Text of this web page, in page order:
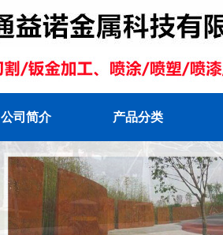
公司简介 产品分类